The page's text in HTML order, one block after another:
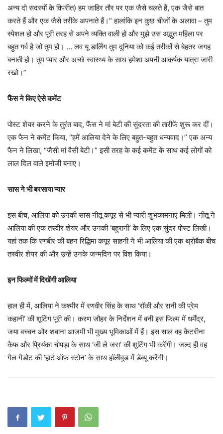
अन्य दो सदस्यों के विपरीत) हम जाहिर तौर पर एक जैसे चलते हैं, एक जैसे बात
करते हैं और एक जैसे तरीके अपनाते हैं।” हालांकि इन कुछ चीजों के अलावा – तुम
स्पेशल हो और पूरी तरह से अपने व्यक्ति वाली हो और मुझे उस अद्भुत महिला पर
बहुत गर्व है जो तुम हो। … लव यू डार्लिंग तुम दुनिया को कई तरीकों से बेहतर जगह
बनाती हो। तुम प्यार और अच्छे स्वास्थ्य के साथ हमेशा अपनी आकर्षक यात्रा जारी
रखो।”
फैंस ने किए ऐसे कमेंट
पोस्ट शेयर करने के तुरंत बाद, फैंस ने मां बेटी की सुंदरता की तारीफें शुरू कर दीं।
एक फैन ने कमेंट किया, “हमें आलिया देने के लिए बहुत-बहुत धन्यवाद।” एक अन्य
फैन ने लिखा, “जैसी मां वैसी बेटी।” इसी तरह के कई कमेंट के साथ कई लोगों को
लाल दिल वाले इमोजी बनाए।
सास ने भी बरसाया प्यार
इस बीच, आलिया को उनकी सास नीतू कपूर से भी प्यारी शुभकामनाएं मिलीं। नीतू ने
आलिया की एक तस्वीर शेयर और उनकी ‘बहुरानी’ के लिए एक सुंदर पोस्ट लिखी।
यहां तक कि रणबीर की बहन रिद्धिमा कपूर साहनी ने भी आलिया की एक थ्रोबैक बीच
तस्वीर शेयर की और उन्हें उनके जन्मदिन पर विश किया।
इन फिल्मों में दिखेंगी आलिया
हाल ही में, आलिया ने कश्मीर में रणवीर सिंह के साथ ‘रॉकी और रानी की प्रेम
कहानी’ की शूटिंग पूरी की। करण जौहर के निर्देशन में बनी इस फिल्म में धर्मेंद्र,
जया बच्चन और शबाना आजमी भी मुख्य भूमिकाओं में हैं। इस साल वह कैटरीना
कैफ और प्रियंका चोपड़ा के साथ ‘जी ले जरा’ की शूटिंग भी करेंगी। जल्द ही वह
गैल गैडोट की ‘हार्ट ऑफ स्टोन’ के साथ हॉलीवुड में डेब्यू करेंगी।